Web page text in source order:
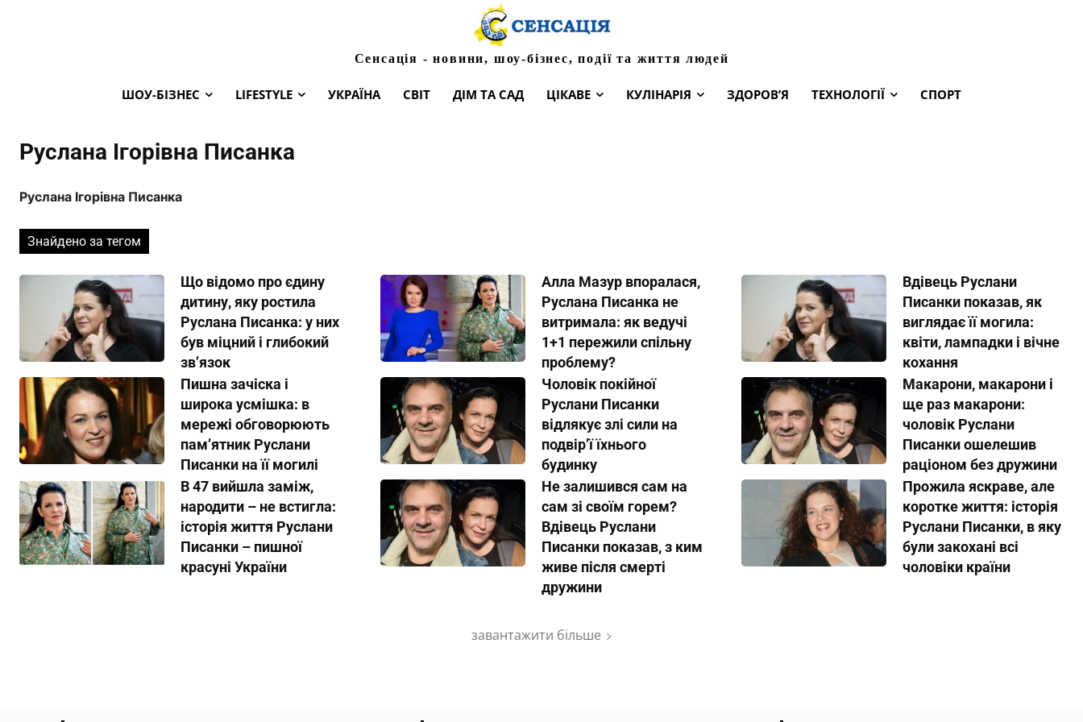
Сенсація - новини, шоу-бізнес, події та життя людей
ШОУ-БІЗНЕС LIFESTYLE УКРАЇНА СВІТ ДІМ ТА САД ЦІКАВЕ КУЛІНАРІЯ ЗДОРОВ’Я ТЕХНОЛОГІЇ СПОРТ
Руслана Ігорівна Писанка
Руслана Ігорівна Писанка
Знайдено за тегом
Що відомо про єдину
дитину, яку ростила
Руслана Писанка: у них
був міцний і глибокий
звʼязок
Алла Мазур впоралася,
Руслана Писанка не
витримала: як ведучі
1+1 пережили спільну
проблему?
Вдівець Руслани
Писанки показав, як
виглядає її могила:
квіти, лампадки і вічне
кохання
Пишна зачіска і
широка усмішка: в
мережі обговорюють
пам’ятник Руслани
Писанки на її могилі
Чоловік покійної
Руслани Писанки
відлякує злі сили на
подвір’ї їхнього
будинку
Макарони, макарони і
ще раз макарони:
чоловік Руслани
Писанки ошелешив
раціоном без дружини
В 47 вийшла заміж,
народити – не встигла:
історія життя Руслани
Писанки – пишної
красуні України
Не залишився сам на
сам зі своїм горем?
Вдівець Руслани
Писанки показав, з ким
живе після смерті
дружини
Прожила яскраве, але
коротке життя: історія
Руслани Писанки, в яку
були закохані всі
чоловіки країни
завантажити більше